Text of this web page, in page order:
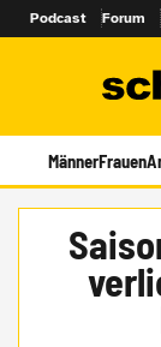
Podcast Forum
MännerFrauen